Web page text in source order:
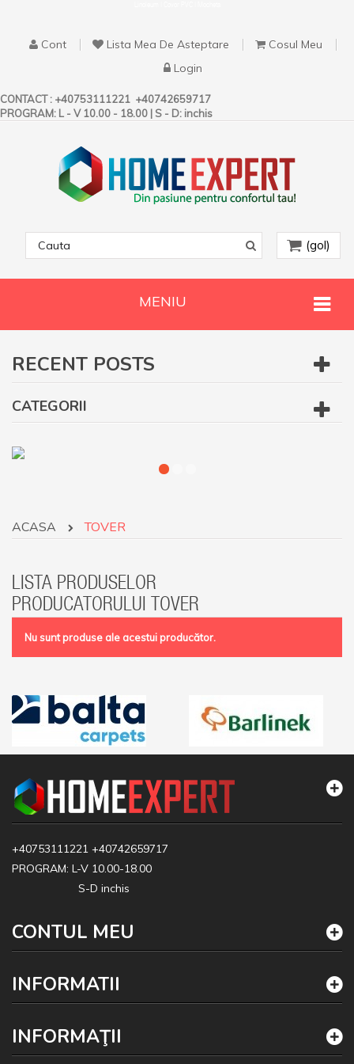
Cont Lista Mea De Asteptare
Cosul Meu
Login
CONTACT : +40753111221 +40742659717
PROGRAM: L - V 10.00 - 18.00 | S - D: inchis
(gol)
MENIU
RECENT POSTS
CATEGORII
ACASA TOVER
LISTA PRODUSELOR
PRODUCATORULUI TOVER
Nu sunt produse ale acestui producător.
+40753111221 +40742659717
PROGRAM: L-V 10.00-18.00
S-D inchis
CONTUL MEU
INFORMATII
INFORMAŢII